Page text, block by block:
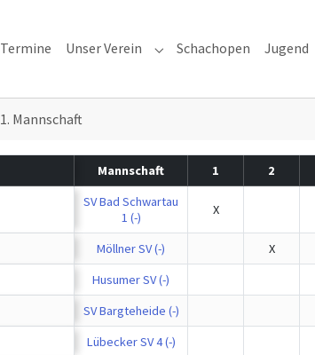
Termine Unser Verein Submenu for "Unser
Schachopen Jugend
1. Mannschaft
Mannschaft 1 2
SV Bad Schwartau
1 (-)
X
Möllner SV (-) X
Husumer SV (-)
SV Bargteheide (-)
Lübecker SV 4 (-)